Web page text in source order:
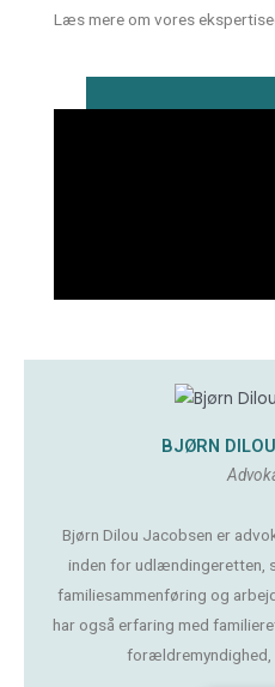
Læs mere om vores
BJØRN
Bjørn Dilou Jacobsen er
inden for udlændingeretten,
familiesammenføring og
har også erfaring med